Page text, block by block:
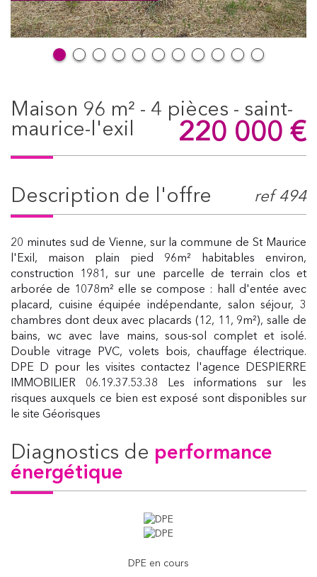
maison 96 m² - 4 pièces - saint-
maurice-l'exil
220 000 €
description de l'offre ref 494
20 minutes sud de Vienne, sur la commune de St Maurice
l'Exil, maison plain pied 96m² habitables environ,
construction 1981, sur une parcelle de terrain clos et
arborée de 1078m² elle se compose : hall d'entée avec
placard, cuisine équipée indépendante, salon séjour, 3
chambres dont deux avec placards (12, 11, 9m²), salle de
bains, wc avec lave mains, sous-sol complet et isolé.
Double vitrage PVC, volets bois, chauffage électrique.
DPE D pour les visites contactez l'agence DESPIERRE
IMMOBILIER 06.19.37.53.38 Les informations sur les
risques auxquels ce bien est exposé sont disponibles sur
le site Géorisques
diagnostics de performance
énergétique
DPE en cours